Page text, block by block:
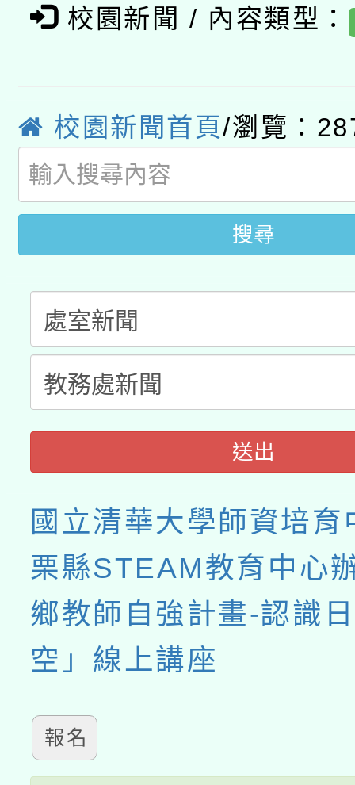
「數位內容與教學軟
業技術研究院辦理「
用水績優單位及節水達
115年8月22日(星期六
桃園市孔廟祈福系列
開 智慧啟航」
2026年桃園地景藝術
校園新聞 / 內容類型：
校園新聞首頁/瀏覽：
搜尋
送出
國立清華大學師資培育
栗縣STEAM教育中心
鄉教師自強計畫-認識
空」線上講座
報名